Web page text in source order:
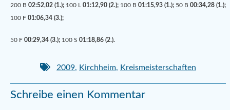
200 B 02:52,02 (1.); 100 L 01:12,90 (2.); 100 B 01:15,93 (1.); 50 B 00:34,28 (1.);
100 F 01:06,34 (3.);
50 F 00:29,34 (3.); 100 S 01:18,86 (2.).
2009, Kirchheim, Kreismeisterschaften
Schreibe einen Kommentar